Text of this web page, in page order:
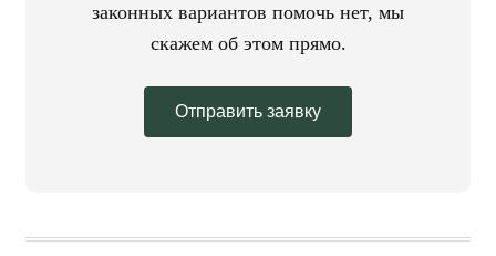
законных вариантов помочь нет, мы
скажем об этом прямо.
Отправить заявку